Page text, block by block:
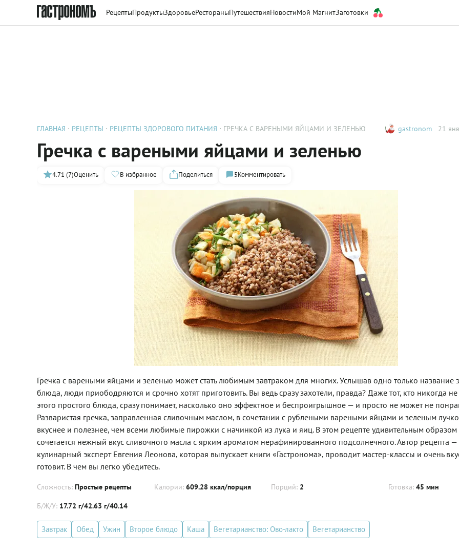
РецептыПродуктыЗдоровьеРестораныПутешествияНовостиМой МагнитЗаготовки
ГЛАВНАЯ РЕЦЕПТЫ РЕЦЕПТЫ ЗДОРОВОГО ПИТАНИЯ ГРЕЧКА С ВАРЕНЫМИ ЯЙЦАМИ И ЗЕЛЕНЬЮ gastronom 21
Гречка с вареными яйцами и зеленью
4.71 (7)Оценить В избранное Поделиться 5Комментировать
Гречка с вареными яйцами и зеленью может стать любимым завтраком для многих. Услышав одно только название
блюда, люди приободряются и срочно хотят приготовить. Вы ведь сразу захотели, правда? Даже тот, кто никогда
этого простого блюда, сразу понимает, насколько оно эффектное и беспроигрышное — и просто не может не
Разваристая гречка, заправленная сливочным маслом, в сочетании с рублеными вареными яйцами и зеленым
вкуснее и полезнее, чем всеми любимые пирожки с начинкой из лука и яиц. В этом рецепте удивительным образом
сочетается нежный вкус сливочного масла с ярким ароматом нерафинированного подсолнечного. Автор рецепта —
кулинарный эксперт Евгения Леонова, которая выпускает книги «Гастронома», проводит мастер-классы и очень
готовит. В чем вы легко убедитесь.
Сложность: Простые рецепты Калории: 609.28 ккал/порция Порций: 2 Готовка: 45 мин
Б/Ж/У: 17.72 г/42.63 г/40.14
Завтрак Обед Ужин Второе блюдо Каша Вегетарианство: Ово-лакто Вегетарианство